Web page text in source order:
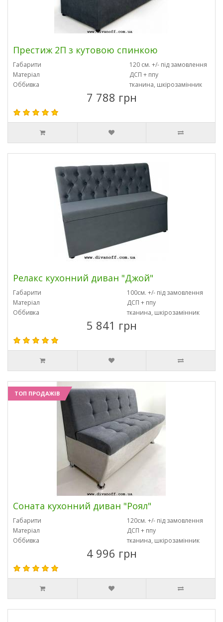
Престиж 2П з кутовою спинкою
Габарити
120 см. +/- під замовлення
Матеріал
ДСП + ппу
Оббивка
тканина, шкірозамінник
7 788 грн
Релакс кухонний диван "Джой"
Габарити
100см. +/- під замовлення
Матеріал
ДСП + ппу
Оббивка
тканина, шкірозамінник
5 841 грн
ТОП ПРОДАЖІВ
Соната кухонний диван "Роял"
Габарити
120см. +/- під замовлення
Матеріал
ДСП + ппу
Оббивка
тканина, шкірозамінник
4 996 грн